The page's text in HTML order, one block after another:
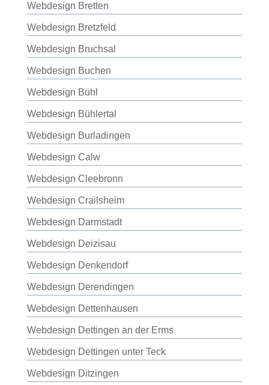
Webdesign Bretten
Webdesign Bretzfeld
Webdesign Bruchsal
Webdesign Buchen
Webdesign Bühl
Webdesign Bühlertal
Webdesign Burladingen
Webdesign Calw
Webdesign Cleebronn
Webdesign Crailsheim
Webdesign Darmstadt
Webdesign Deizisau
Webdesign Denkendorf
Webdesign Derendingen
Webdesign Dettenhausen
Webdesign Dettingen an der Erms
Webdesign Dettingen unter Teck
Webdesign Ditzingen